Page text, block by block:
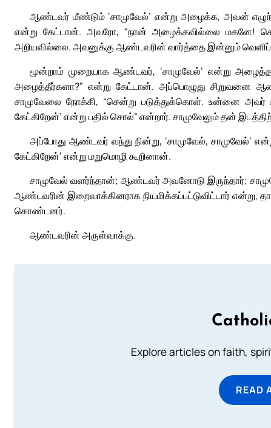
ஆண்டவர் மீண்டும் ‘சாமுவேல்’ என்று அழைக்க, அவன்
என்று கேட்டான். அவரோ, “நான் அழைக்கவில்லை மகனே!
அறியவில்லை. அவனுக்கு ஆண்டவரின் வார்த்தை இன்னும்
மூன்றாம் முறையாக ஆண்டவர், ‘சாமுவேல்’ என்று
அழைத்தீர்களா?” என்று கேட்டான். அப்பொழுது சிறுவனை
சாமுவேலை நோக்கி, “சென்று படுத்துக்கொள். உன்னை
கேட்கிறேன்’ என்று பதில் சொல்” என்றார். சாமுவேலும் தன்
அப்போது ஆண்டவர் வந்து நின்று, ‘சாமுவேல், சாமுவேல்’
கேட்கிறேன்’ என்று மறுமொழி கூறினான்.
சாமுவேல் வளர்ந்தான்; ஆண்டவர் அவனோடு இருந்தார்;
ஆண்டவரின் இறைவாக்கினராக நியமிக்கப்பட்டுவிட்டார் என்று,
கொண்டனர்.
ஆண்டவரின் அருள்வாக்கு.
Explore articles on faith,
READ